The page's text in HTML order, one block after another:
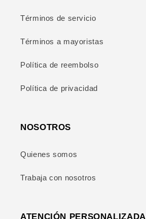
Términos de servicio
Términos a mayoristas
Política de reembolso
Política de privacidad
NOSOTROS
Quienes somos
Trabaja con nosotros
ATENCIÓN PERSONALIZADA